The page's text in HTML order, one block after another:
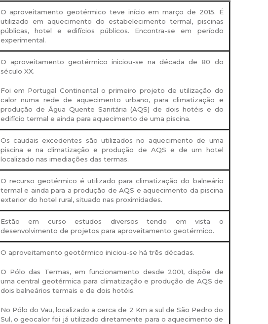
O aproveitamento geotérmico teve início em março de 2015. É
utilizado em aquecimento do estabelecimento termal, piscinas
públicas, hotel e edifícios públicos. Encontra-se em período
experimental.
O aproveitamento geotérmico iniciou-se na década de 80 do
século XX.
Foi em Portugal Continental o primeiro projeto de utilização do
calor numa rede de aquecimento urbano, para climatização e
produção de Água Quente Sanitária (AQS) de dois hotéis e do
edifício termal e ainda para aquecimento de uma piscina.
Os caudais excedentes são utilizados no aquecimento de uma
piscina e na climatização e produção de AQS e de um hotel
localizado nas imediações das termas.
O recurso geotérmico é utilizado para climatização do balneário
termal e ainda para a produção de AQS e aquecimento da piscina
exterior do hotel rural, situado nas proximidades.
Estão em curso estudos diversos tendo em vista o
desenvolvimento de projetos para aproveitamento geotérmico.
O aproveitamento geotérmico iniciou-se há três décadas.
O Pólo das Termas, em funcionamento desde 2001, dispõe de
uma central geotérmica para climatização e produção de AQS de
dois balneários termais e de dois hotéis.
No Pólo do Vau, localizado a cerca de 2 Km a sul de São Pedro do
Sul, o geocalor foi já utilizado diretamente para o aquecimento de